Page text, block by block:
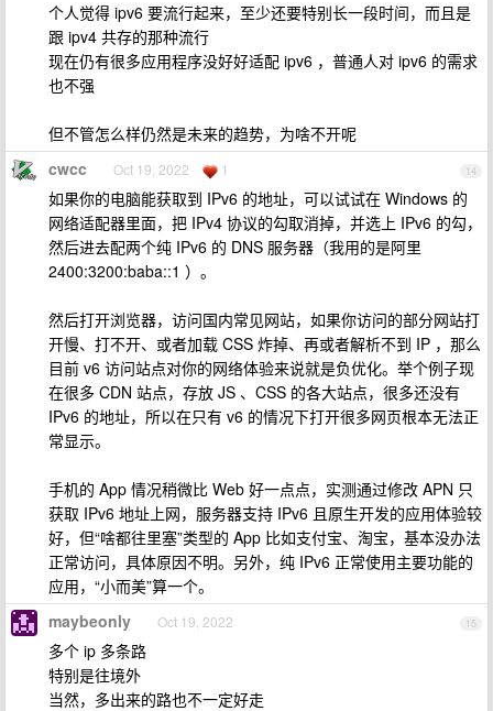
个人觉得 ipv6 要流行起来，至少还要特别长一段时间，而且是
跟 ipv4 共存的那种流行
现在仍有很多应用程序没好好适配 ipv6 ，普通人对 ipv6 的需求
也不强
但不管怎么样仍然是未来的趋势，为啥不开呢
14
cwcc Oct 19, 2022 1
如果你的电脑能获取到 IPv6 的地址，可以试试在 Windows 的
网络适配器里面，把 IPv4 协议的勾取消掉，并选上 IPv6 的勾，
然后进去配两个纯 IPv6 的 DNS 服务器（我用的是阿里
2400:3200:baba::1 ）。
然后打开浏览器，访问国内常见网站，如果你访问的部分网站打
开慢、打不开、或者加载 CSS 炸掉、再或者解析不到 IP ，那么
目前 v6 访问站点对你的网络体验来说就是负优化。举个例子现
在很多 CDN 站点，存放 JS 、CSS 的各大站点，很多还没有
IPv6 的地址，所以在只有 v6 的情况下打开很多网页根本无法正
常显示。
手机的 App 情况稍微比 Web 好一点点，实测通过修改 APN 只
获取 IPv6 地址上网，服务器支持 IPv6 且原生开发的应用体验较
好，但“啥都往里塞”类型的 App 比如支付宝、淘宝，基本没办法
正常访问，具体原因不明。另外，纯 IPv6 正常使用主要功能的
应用，“小而美”算一个。
15
maybeonly Oct 19, 2022
多个 ip 多条路
特别是往境外
当然，多出来的路也不一定好走